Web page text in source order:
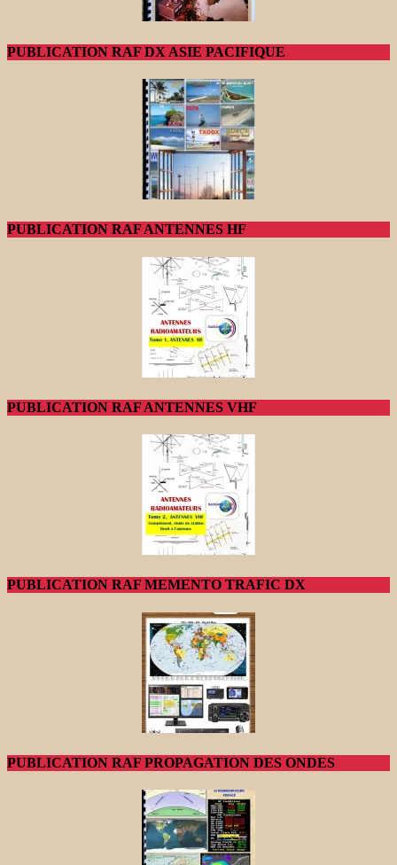
PUBLICATION RAF DX ASIE PACIFIQUE
PUBLICATION RAF ANTENNES HF
PUBLICATION RAF ANTENNES VHF
PUBLICATION RAF MEMENTO TRAFIC DX
PUBLICATION RAF PROPAGATION DES ONDES